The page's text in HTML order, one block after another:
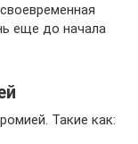
еще до начала
Такие как: